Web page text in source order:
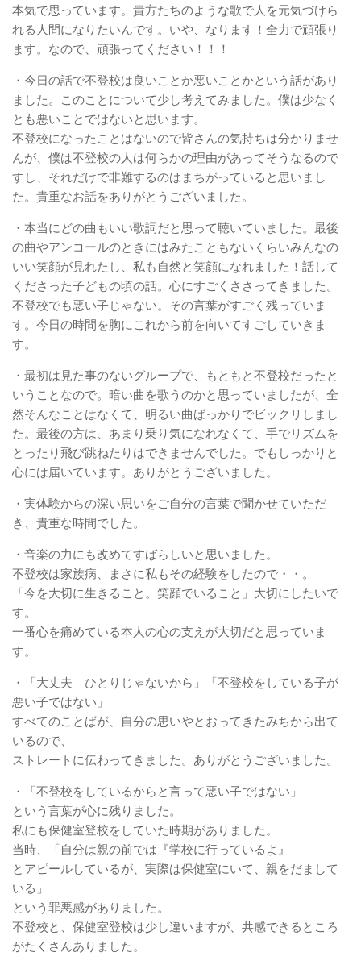
本気で思っています。貴方たちのような歌で人を元気づけら
れる人間になりたいんです。いや、なります！全力で頑張り
ます。なので、頑張ってください！！！
・今日の話で不登校は良いことか悪いことかという話があり
ました。このことについて少し考えてみました。僕は少なく
とも悪いことではないと思います。
不登校になったことはないので皆さんの気持ちは分かりませ
んが、僕は不登校の人は何らかの理由があってそうなるので
すし、それだけで非難するのはまちがっていると思いまし
た。貴重なお話をありがとうございました。
・本当にどの曲もいい歌詞だと思って聴いていました。最後
の曲やアンコールのときにはみたこともないくらいみんなの
いい笑顔が見れたし、私も自然と笑顔になれました！話して
くださった子どもの頃の話。心にすごくささってきました。
不登校でも悪い子じゃない。その言葉がすごく残っていま
す。今日の時間を胸にこれから前を向いてすごしていきま
す。
・最初は見た事のないグループで、もともと不登校だったと
いうことなので。暗い曲を歌うのかと思っていましたが、全
然そんなことはなくて、明るい曲ばっかりでビックリしまし
た。最後の方は、あまり乗り気になれなくて、手でリズムを
とったり飛び跳ねたりはできませんでした。でもしっかりと
心には届いています。ありがとうございました。
・実体験からの深い思いをご自分の言葉で聞かせていただ
き、貴重な時間でした。
・音楽の力にも改めてすばらしいと思いました。
不登校は家族病、まさに私もその経験をしたので・・。
「今を大切に生きること。笑顔でいること」大切にしたいで
す。
一番心を痛めている本人の心の支えが大切だと思っていま
す。
・「大丈夫 ひとりじゃないから」「不登校をしている子が
悪い子ではない」
すべてのことばが、自分の思いやとおってきたみちから出て
いるので、
ストレートに伝わってきました。ありがとうございました。
・「不登校をしているからと言って悪い子ではない」
という言葉が心に残りました。
私にも保健室登校をしていた時期がありました。
当時、「自分は親の前では『学校に行っているよ』
とアピールしているが、実際は保健室にいて、親をだまして
いる」
という罪悪感がありました。
不登校と、保健室登校は少し違いますが、共感できるところ
がたくさんありました。